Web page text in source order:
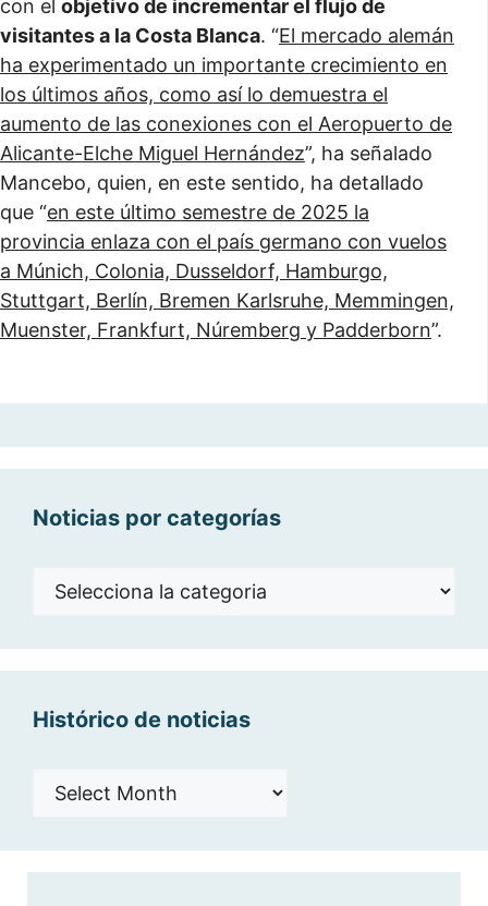
con el objetivo de incrementar el flujo de
visitantes a la Costa Blanca. “El mercado alemán
ha experimentado un importante crecimiento en
los últimos años, como así lo demuestra el
aumento de las conexiones con el Aeropuerto de
Alicante-Elche Miguel Hernández”, ha señalado
Mancebo, quien, en este sentido, ha detallado
que “en este último semestre de 2025 la
provincia enlaza con el país germano con vuelos
a Múnich, Colonia, Dusseldorf, Hamburgo,
Stuttgart, Berlín, Bremen Karlsruhe, Memmingen,
Muenster, Frankfurt, Núremberg y Padderborn”.
Noticias por categorías
Noticias
Histórico de noticias
Histórico